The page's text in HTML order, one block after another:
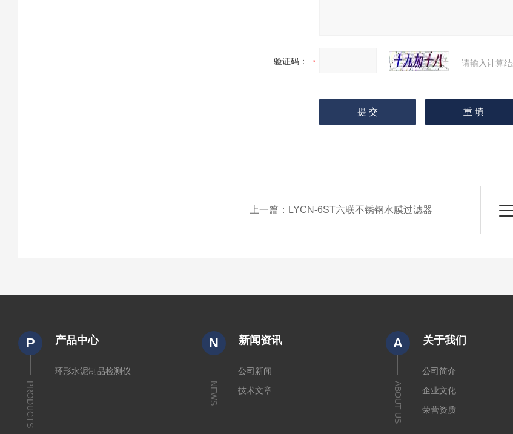
验证码： 请输入计算
上一篇： LYCN-6ST六联不锈钢水膜过滤器
P
PRODUCTS
产品中心
环形水泥制品检测仪
N
NEWS
新闻资讯
公司新闻
技术文章
A
ABOUT US
关于我们
公司简介
企业文化
荣营资质